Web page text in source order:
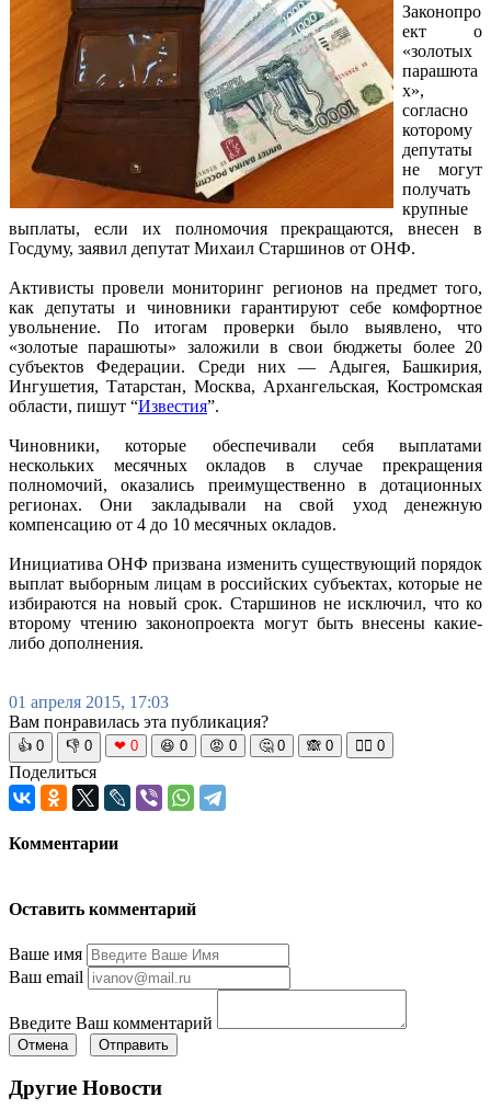
Законопро
ект о
«золотых
парашюта
х»,
согласно
которому
депутаты
не могут
получать
крупные
выплаты, если их полномочия прекращаются, внесен в
Госдуму, заявил депутат Михаил Старшинов от ОНФ.
Активисты провели мониторинг регионов на предмет того,
как депутаты и чиновники гарантируют себе комфортное
увольнение. По итогам проверки было выявлено, что
«золотые парашюты» заложили в свои бюджеты более 20
субъектов Федерации. Среди них — Адыгея, Башкирия,
Ингушетия, Татарстан, Москва, Архангельская, Костромская
области, пишут “Известия”.
Чиновники, которые обеспечивали себя выплатами
нескольких месячных окладов в случае прекращения
полномочий, оказались преимущественно в дотационных
регионах. Они закладывали на свой уход денежную
компенсацию от 4 до 10 месячных окладов.
Инициатива ОНФ призвана изменить существующий порядок
выплат выборным лицам в российских субъектах, которые не
избираются на новый срок. Старшинов не исключил, что ко
второму чтению законопроекта могут быть внесены какие-
либо дополнения.
01 апреля 2015, 17:03
Вам понравилась эта публикация?
👍 0 👎 0 ❤ 0 😆 0 😡 0 🤔 0 🙈 0 🧘‍♀️ 0
Поделиться
Комментарии
Оставить комментарий
Ваше имя
Ваш email
Введите Ваш комментарий
Отмена Отправить
Другие Новости